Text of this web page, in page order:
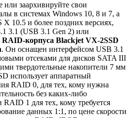
или заархивируйте свои
в системах Windows 10, 8 и 7, а
X 10.5 и более поздних версиях,
3.1 (USB 3.1 Gen 2) или
RAID-корпуса Blackjet VX-2SSD
. Он оснащен интерфейсом USB 3.1
отсеками для дисков SATA III
твердотельные накопители 7 мм
использует аппаратный
RAID 0, для тех, кому нужна
без каких-либо
1 для тех, кому требуется
данных 1:1, по цене скорости